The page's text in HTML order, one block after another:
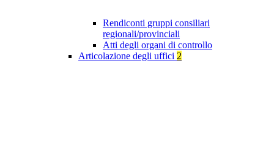
Rendiconti gruppi consiliari
regionali/provinciali
Atti degli organi di controllo
Articolazione degli uffici 2